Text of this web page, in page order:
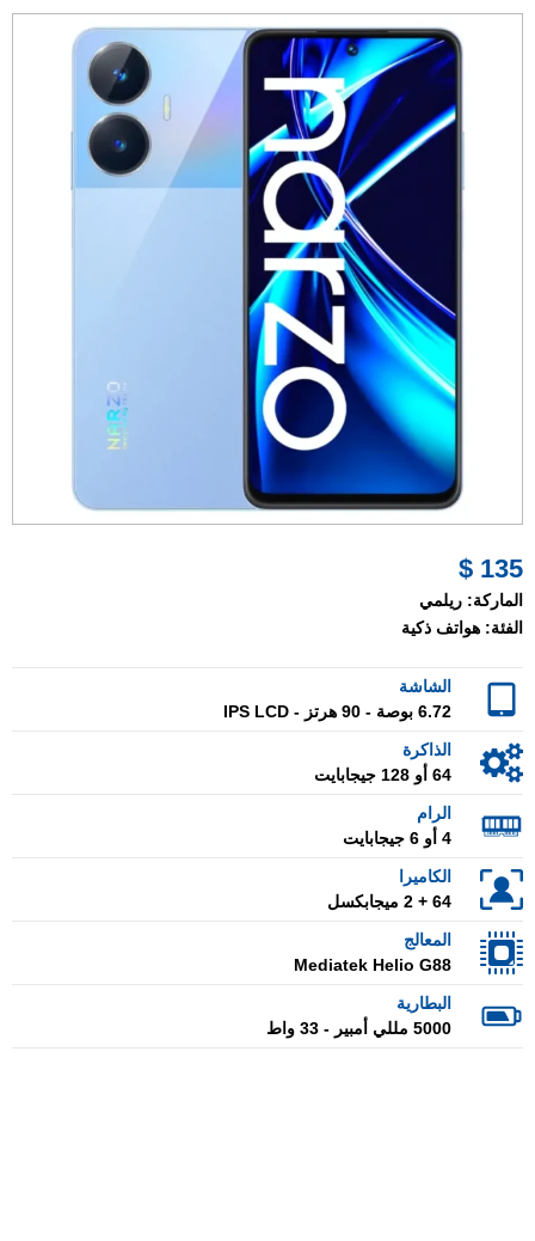
135 $
الماركة: ريلمي
الفئة: هواتف ذكية
الشاشة
6.72 بوصة - 90 هرتز - IPS LCD
الذاكرة
64 أو 128 جيجابايت
الرام
4 أو 6 جيجابايت
الكاميرا
64 + 2 ميجابكسل
المعالج
Mediatek Helio G88
البطارية
5000 مللي أمبير - 33 واط